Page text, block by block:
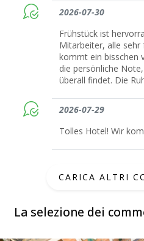
La selezione dei
2026-07-30
Frühstück ist
Mitarbeiter, alle sehr
kommt ein bisschen
die persönliche
überall findet. Die
2026-07-29
Tolles Hotel! Wir
CARICA ALTRI